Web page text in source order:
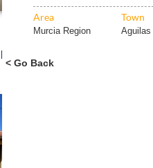
Area Town
Murcia Region Aguilas
< Go Back